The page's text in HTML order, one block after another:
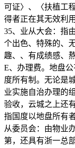
可证〉、〈扶植工
得者正在其无效利
35、业从大会：指
个出色、特殊的、
趣、、有成绩感、
E、办理费。地盘
度所有制。无论是
业实施自治办理的
验收，云城之上还
指国度以地盘所有
从委员会：由物业
第，还具有浙一总